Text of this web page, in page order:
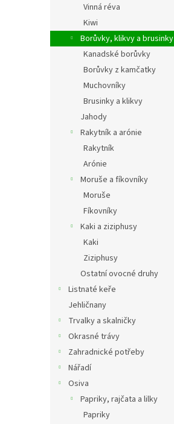
Vinná réva
Kiwi
Borůvky, klikvy a brusinky
Kanadské borůvky
Borůvky z kamčatky
Muchovníky
Brusinky a klikvy
Jahody
Rakytník a arónie
Rakytník
Arónie
Moruše a fíkovníky
Moruše
Fíkovníky
Kaki a ziziphusy
Kaki
Ziziphusy
Ostatní ovocné druhy
Listnaté keře
Jehličnany
Trvalky a skalničky
Okrasné trávy
Zahradnické potřeby
Nářadí
Osiva
Papriky, rajčata a lilky
Papriky